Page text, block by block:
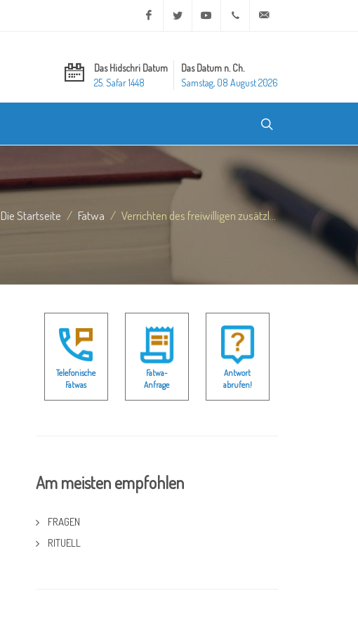
Facebook Twitter Youtube +20 2 25970400
Das Hidschri Datum
25. Safar 1448
Das Datum n. Ch.
Samstag, 08 August 2026
Die Startseite Fatwa Verrichten des freiwilligen zusätzl...
Telefonische
Fatwas
Fatwa-
Anfrage
Antwort
abrufen!
Am meisten empfohlen
FRAGEN
RITUELL